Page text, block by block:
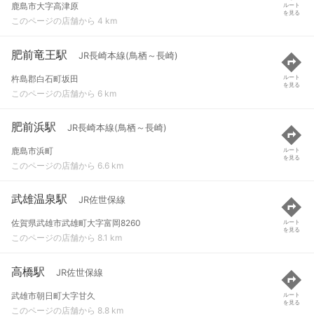
鹿島市大字高津原
このページの店舗から 4 km
ルート
を見る
肥前竜王駅 JR長崎本線(鳥栖～長崎)
杵島郡白石町坂田
このページの店舗から 6 km
ルート
を見る
肥前浜駅 JR長崎本線(鳥栖～長崎)
鹿島市浜町
このページの店舗から 6.6 km
ルート
を見る
武雄温泉駅 JR佐世保線
佐賀県武雄市武雄町大字富岡8260
このページの店舗から 8.1 km
ルート
を見る
高橋駅 JR佐世保線
武雄市朝日町大字甘久
このページの店舗から 8.8 km
ルート
を見る